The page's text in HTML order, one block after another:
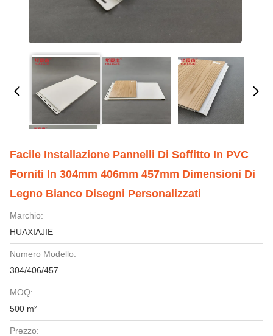
Facile Installazione Pannelli Di Soffitto In PVC
Forniti In 304mm 406mm 457mm Dimensioni Di
Legno Bianco Disegni Personalizzati
Marchio:
HUAXIAJIE
Numero Modello:
304/406/457
MOQ:
500 m²
Prezzo: